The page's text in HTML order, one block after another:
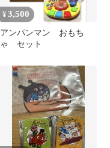
¥3,500
アンパンマン おもち
ゃ セット